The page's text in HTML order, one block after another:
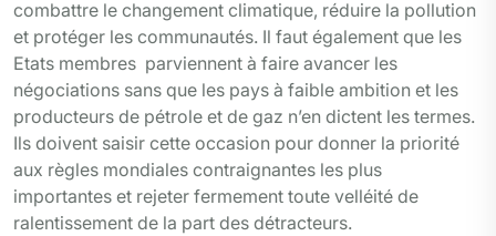
combattre le changement climatique, réduire la pollution
et protéger les communautés. Il faut également que les
Etats membres parviennent à faire avancer les
négociations sans que les pays à faible ambition et les
producteurs de pétrole et de gaz n’en dictent les termes.
Ils doivent saisir cette occasion pour donner la priorité
aux règles mondiales contraignantes les plus
importantes et rejeter fermement toute velléité de
ralentissement de la part des détracteurs.